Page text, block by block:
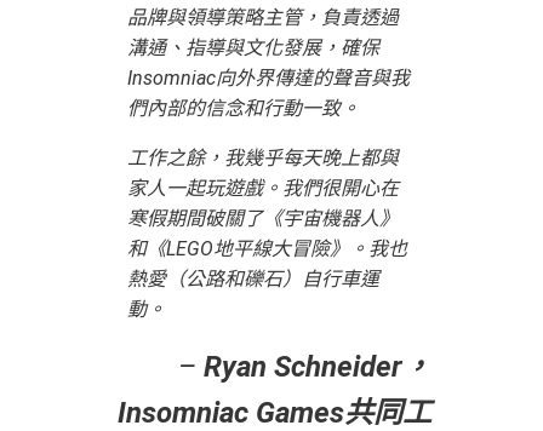
品牌與領導策略主管，負責透過
溝通、指導與文化發展，確保
Insomniac向外界傳達的聲音與我
們內部的信念和行動一致。
工作之餘，我幾乎每天晚上都與
家人一起玩遊戲。我們很開心在
寒假期間破關了《宇宙機器人》
和《LEGO地平線大冒險》。我也
熱愛（公路和礫石）自行車運
動。
– Ryan Schneider，
Insomniac Games共同工